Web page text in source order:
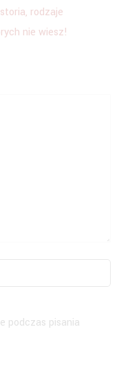
rodzaje
nie wiesz!
podczas pisania